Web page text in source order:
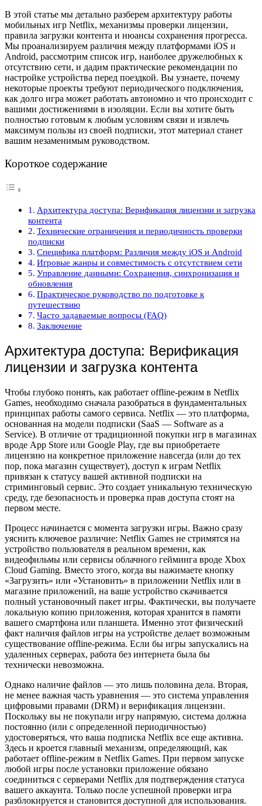
В этой статье мы детально разберем архитектуру работы
мобильных игр Netflix, механизмы проверки лицензии,
правила загрузки контента и нюансы сохранения прогресса.
Мы проанализируем различия между платформами iOS и
Android, рассмотрим список игр, наиболее дружелюбных к
отсутствию сети, и дадим практические рекомендации по
настройке устройства перед поездкой. Вы узнаете, почему
некоторые проекты требуют периодического подключения,
как долго игра может работать автономно и что происходит с
вашими достижениями в изоляции. Если вы хотите быть
полностью готовым к любым условиям связи и извлечь
максимум пользы из своей подписки, этот материал станет
вашим незаменимым руководством.
Короткое содержание
Архитектура доступа: Верификация лицензии и загрузка
контента
Технические ограничения и периодичность проверки
подписки
Специфика платформ: Различия между iOS и Android
Игровые жанры и совместимость с отсутствием сети
Управление данными: Сохранения, синхронизация и
обновления
Практическое руководство по подготовке к
путешествию
Часто задаваемые вопросы (FAQ)
Заключение
Архитектура доступа: Верификация
лицензии и загрузка контента
Чтобы глубоко понять, как работает offline-режим в Netflix
Games, необходимо сначала разобраться в фундаментальных
принципах работы самого сервиса. Netflix — это платформа,
основанная на модели подписки (SaaS — Software as a
Service). В отличие от традиционной покупки игр в магазинах
вроде App Store или Google Play, где вы приобретаете
лицензию на конкретное приложение навсегда (или до тех
пор, пока магазин существует), доступ к играм Netflix
привязан к статусу вашей активной подписки на
стриминговый сервис. Это создает уникальную техническую
среду, где безопасность и проверка прав доступа стоят на
первом месте.
Процесс начинается с момента загрузки игры. Важно сразу
уяснить ключевое различие: Netflix Games не стримятся на
устройство пользователя в реальном времени, как
видеофильмы или сервисы облачного гейминга вроде Xbox
Cloud Gaming. Вместо этого, когда вы нажимаете кнопку
«Загрузить» или «Установить» в приложении Netflix или в
магазине приложений, на ваше устройство скачивается
полный установочный пакет игры. Фактически, вы получаете
локальную копию приложения, которая хранится в памяти
вашего смартфона или планшета. Именно этот физический
факт наличия файлов игры на устройстве делает возможным
существование offline-режима. Если бы игры запускались на
удаленных серверах, работа без интернета была бы
технически невозможна.
Однако наличие файлов — это лишь половина дела. Вторая,
не менее важная часть уравнения — это система управления
цифровыми правами (DRM) и верификация лицензии.
Поскольку вы не покупали игру напрямую, система должна
постоянно (или с определенной периодичностью)
удостоверяться, что ваша подписка Netflix все еще активна.
Здесь и кроется главный механизм, определяющий, как
работает offline-режим в Netflix Games. При первом запуске
любой игры после установки приложение обязано
соединиться с серверами Netflix для подтверждения статуса
вашего аккаунта. Только после успешной проверки игра
разблокируется и становится доступной для использования.